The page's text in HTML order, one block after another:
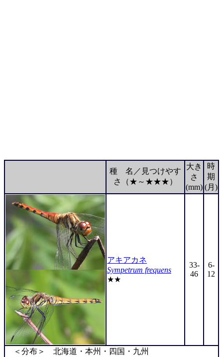
種 名／見つけやす
さ（★～★★★）
大き
さ
(mm)
時
期
(月)
アキアカネ
Sympetrum frequens
★★
33-
46
6-
12
＜分布＞ 北海道・本州・四国・九州